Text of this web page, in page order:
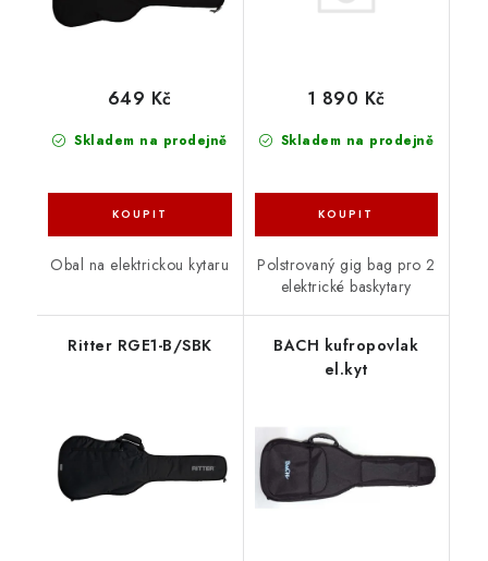
Skladem na prodejně
649 Kč
Obal na elektrickou kytaru
Skladem na prodejně
1 890 Kč
Polstrovaný gig bag pro 2
elektrické baskytary
Ritter RGE1-B/SBK
BACH kufropovlak
el.kyt